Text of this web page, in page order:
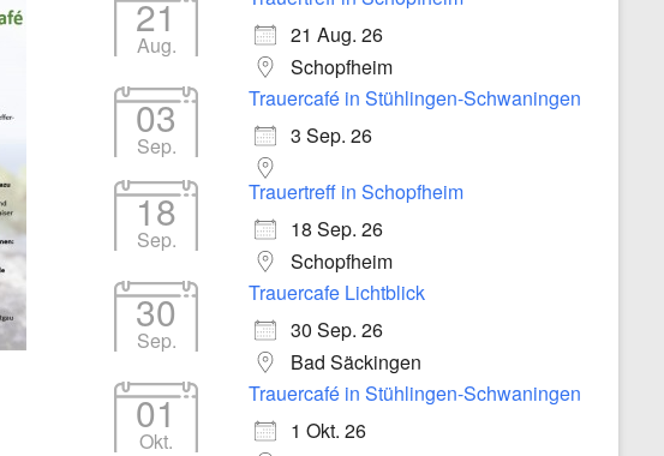
21
Aug.
21 Aug. 26
Schopfheim
03
Sep.
Trauercafé in Stühlingen-Schwaningen
3 Sep. 26
18
Sep.
Trauertreff in Schopfheim
18 Sep. 26
Schopfheim
30
Sep.
Trauercafe Lichtblick
30 Sep. 26
Bad Säckingen
01
Okt.
Trauercafé in Stühlingen-Schwaningen
1 Okt. 26